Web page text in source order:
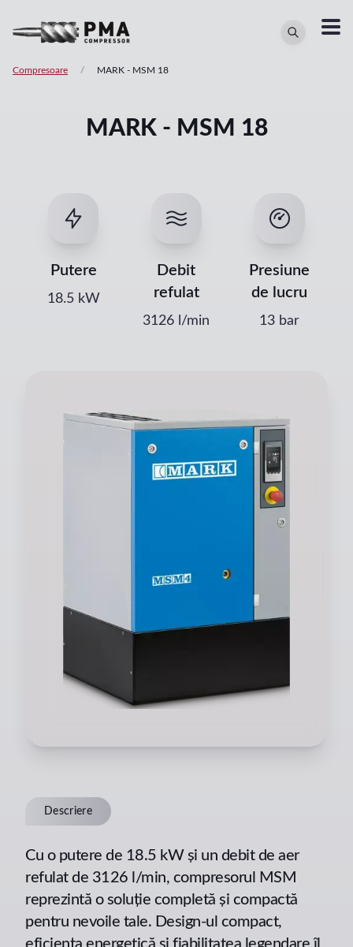
Compresoare / MARK - MSM 18
MARK - MSM 18
Putere
18.5 kW
Debit
refulat
3126 l/min
Presiune
de lucru
13 bar
Descriere
Cu o putere de 18.5 kW și un debit de aer
refulat de 3126 l/min, compresorul MSM
reprezintă o soluție completă și compactă
pentru nevoile tale. Design-ul compact,
eficiența energetică și fiabilitatea legendare îl